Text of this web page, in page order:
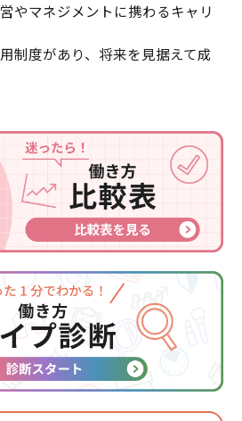
やマネジメントに携わるキャリ
制度があり、将来を見据えて成